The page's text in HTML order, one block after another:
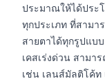
ประมาณให้ได้ประ
ทุกประเภท ที่สามา
สายตาได้ทุกรูปแบบ
เคสเร่งด่วน สามา
เช่น เลนส์มัลติโค้